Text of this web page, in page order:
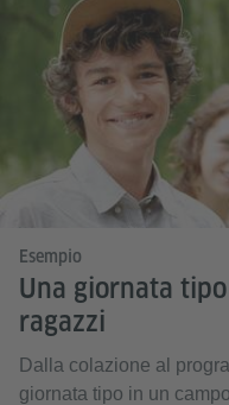
Esempio
Una giornata
ragazzi
Dalla colazione al
giornata tipo in un